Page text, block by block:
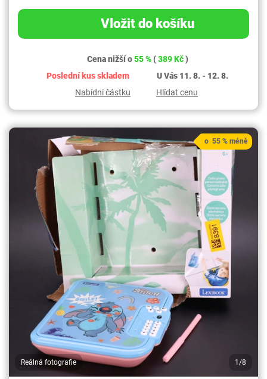
Vložit do košíku
Cena nižší o55 %(389 Kč)
Poslední kus skladem
U Vás 11. 8. - 12. 8.
Nabídni částku
Hlídat cenu
Reálná fotografie 1/8
o 55 % méně